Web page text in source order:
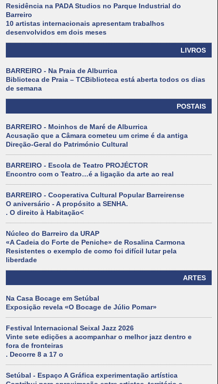
Residência na PADA Studios no Parque Industrial do
Barreiro
10 artistas internacionais apresentam trabalhos
desenvolvidos em dois meses
LIVROS
BARREIRO - Na Praia de Alburrica
Biblioteca de Praia – TCBiblioteca está aberta todos os dias
de semana
POSTAIS
BARREIRO - Moinhos de Maré de Alburrica
Acusação que a Câmara cometeu um crime é da antiga
Direção-Geral do Património Cultural
BARREIRO - Escola de Teatro PROJÉCTOR
Encontro com o Teatro…é a ligação da arte ao real
BARREIRO - Cooperativa Cultural Popular Barreirense
O aniversário - A propósito a SENHA.
. O direito à Habitação<
Núcleo do Barreiro da URAP
«A Cadeia do Forte de Peniche» de Rosalina Carmona
Resistentes o exemplo de como foi difícil lutar pela
liberdade
ARTES
Na Casa Bocage em Setúbal
Exposição revela «O Bocage de Júlio Pomar»
Festival Internacional Seixal Jazz 2026
Vinte sete edições a acompanhar o melhor jazz dentro e
fora de fronteiras
. Decorre 8 a 17 o
Setúbal - Espaço A Gráfica experimentação artística